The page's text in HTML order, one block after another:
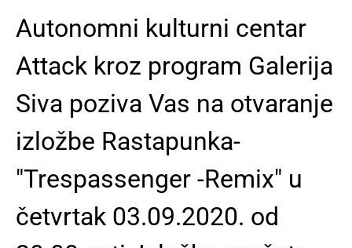
Autonomni kulturni centar
Attack kroz program Galerija
Siva poziva Vas na otvaranje
izložbe Rastapunka-
"Trespassenger -Remix" u
četvrtak 03.09.2020. od